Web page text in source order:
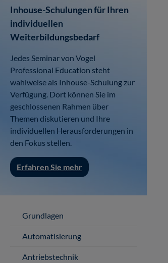
Inhouse-Schulungen für Ihren
individuellen
Weiterbildungsbedarf
Jedes Seminar von Vogel
Professional Education steht
wahlweise als Inhouse-Schulung zur
Verfügung. Dort können Sie im
geschlossenen Rahmen über
Themen diskutieren und Ihre
individuellen Herausforderungen in
den Fokus stellen.
Erfahren Sie mehr
Grundlagen
Automatisierung
Antriebstechnik